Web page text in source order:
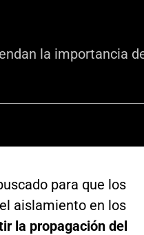
la importancia
para que los
aislamiento en los
la propagación del